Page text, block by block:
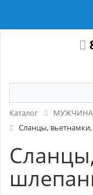
Каталог
Сланцы,